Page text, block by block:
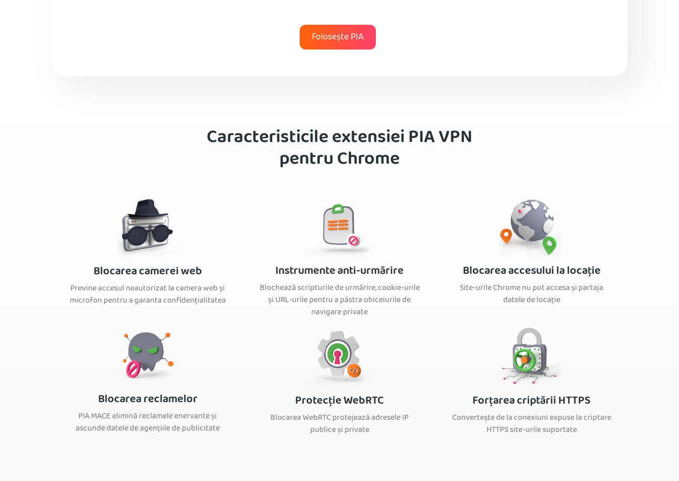
Folosește PIA
Caracteristicile extensiei PIA VPN
pentru Chrome
Blocarea camerei web
Previne accesul neautorizat la camera web și
microfon pentru a garanta confidențialitatea
Instrumente anti-urmărire
Blochează scripturile de urmărire, cookie-urile
și URL-urile pentru a păstra obiceiurile de
navigare private
Blocarea accesului la locație
Site-urile Chrome nu pot accesa și partaja
datele de locație
Blocarea reclamelor
PIA MACE elimină reclamele enervante și
ascunde datele de agențiile de publicitate
Protecție WebRTC
Blocarea WebRTC protejează adresele IP
publice și private
Forțarea criptării HTTPS
Convertește de la conexiuni expuse la criptare
HTTPS site-urile suportate